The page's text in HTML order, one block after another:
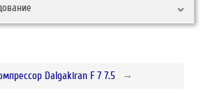
Dalgakiran F 7 7.5